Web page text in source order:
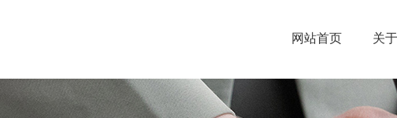
网站首页 关